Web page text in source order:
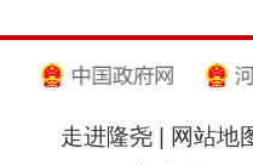
走进隆尧| 网站地